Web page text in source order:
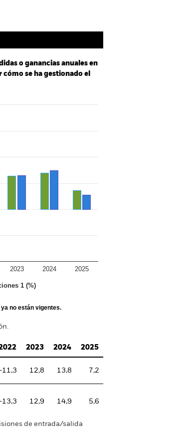
o ganancias anuales en
se ha gestionado el
1 (%)
2023 2024 2025
no están vigentes.
2023 2024 2025
11,3 12,8 13,8 7,2
13,3 12,9 14,9 5,6
de entrada/salida